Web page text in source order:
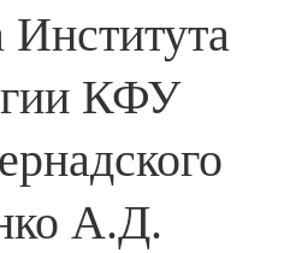
Института
КФУ
А.Д.